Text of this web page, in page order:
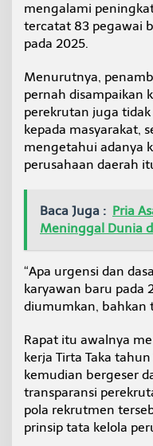
mengalami
tercatat 83 pegawai
pada 2025.
Menurutnya,
pernah disampaikan
perekrutan juga
kepada masyarakat,
mengetahui adanya
perusahaan daerah
Baca Juga : Pria
Meninggal Dunia
“Apa urgensi dan
karyawan baru pada
diumumkan, bahkan
Rapat itu awalnya
kerja Tirta Taka
kemudian bergeser
transparansi
pola rekrutmen
prinsip tata kelola